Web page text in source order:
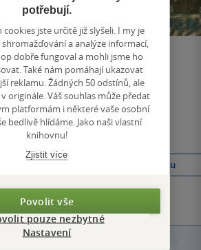
Basket Flora II. -
Démon zločinu
kandiduje
Jan Pelc
0.0
z
5
hvězdiček
kniha
133 Kč
Do košíku
Kauai
Jan Pelc
0.0
z
5
hvězdiček
pevná vazba
231 Kč
Do košíku
Všechny knihy autora
potřebují.
cookies jste určitě již slyšeli. I my je
a analýze informací,
dobře fungoval a mohli jsme ho
Také nám pomáhají ukazovat
reklamu. Žádných 50 odstínů, ale
originále. Váš souhlas může předat
platformám i některé vaše osobní
bedlivě hlídáme. Jako naši vlastní
knihovnu!
Zjistit více
Povolit vše
pouze nezbytné
Nastavení